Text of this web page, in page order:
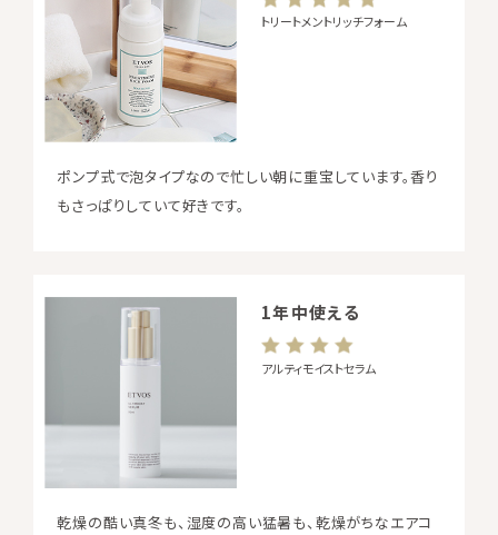
トリートメントリッチフォーム
ポンプ式で泡タイプなので忙しい朝に重宝しています。香り
もさっぱりしていて好きです。
1年中使える
アルティモイストセラム
乾燥の酷い真冬も、湿度の高い猛暑も、乾燥がちなエアコ